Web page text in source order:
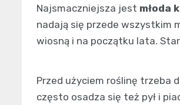
Najsmaczniejsza jest młoda
nadają się przede wszystkim
wiosną i na początku lata.
Przed użyciem roślinę trzeba
często osadza się też pył i